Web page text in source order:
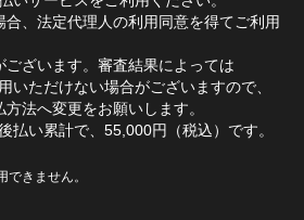
合、法定代理人の利用同意を得てご利用
ございます。審査結果によっては
いただけない場合がございますので、
法へ変更をお願いします。
払い累計で、55,000円（税込）です。
きません。